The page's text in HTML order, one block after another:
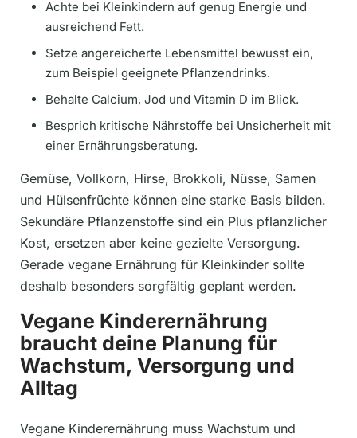
Achte bei Kleinkindern auf genug Energie und
ausreichend Fett.
Setze angereicherte Lebensmittel bewusst ein,
zum Beispiel geeignete Pflanzendrinks.
Behalte Calcium, Jod und Vitamin D im Blick.
Besprich kritische Nährstoffe bei Unsicherheit mit
einer Ernährungsberatung.
Gemüse, Vollkorn, Hirse, Brokkoli, Nüsse, Samen
und Hülsenfrüchte können eine starke Basis bilden.
Sekundäre Pflanzenstoffe sind ein Plus pflanzlicher
Kost, ersetzen aber keine gezielte Versorgung.
Gerade vegane Ernährung für Kleinkinder sollte
deshalb besonders sorgfältig geplant werden.
Vegane Kinderernährung
braucht deine Planung für
Wachstum, Versorgung und
Alltag
Vegane Kinderernährung muss Wachstum und